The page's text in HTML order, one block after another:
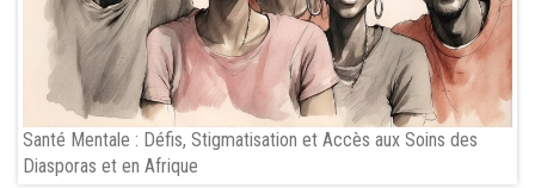
Santé Mentale : Défis, Stigmatisation et Accès aux Soins des
Diasporas et en Afrique